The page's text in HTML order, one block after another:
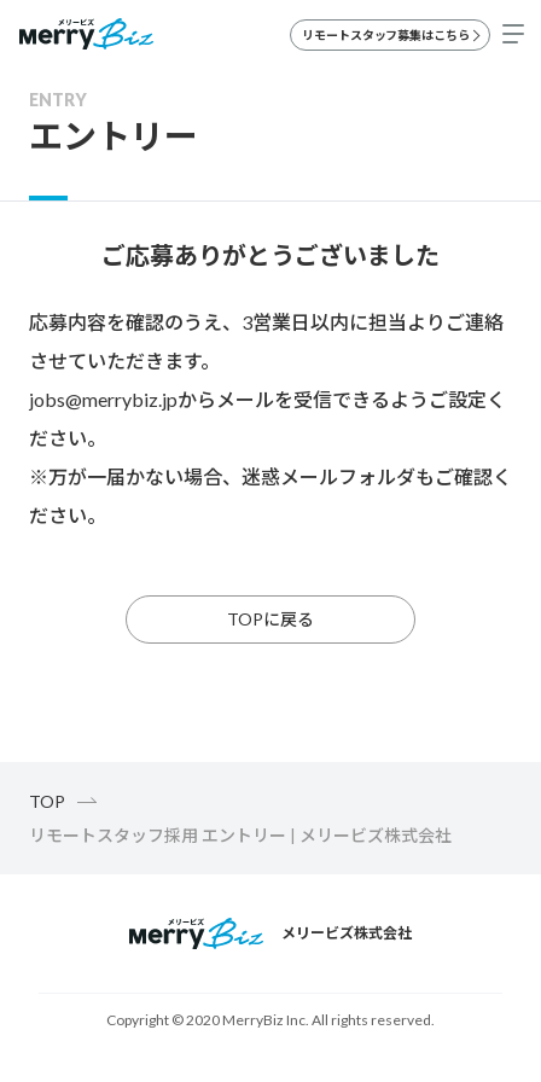
リモートスタッフ募集はこちら
ENTRY
エントリー
ご応募ありがとうございました
応募内容を確認のうえ、3営業日以内に担当よりご連絡
させていただきます。
jobs@merrybiz.jpからメールを受信できるようご設定く
ださい。
※万が一届かない場合、迷惑メールフォルダもご確認く
ださい。
TOPに戻る
TOP
リモートスタッフ採用 エントリー | メリービズ株式会社
メリービズ株式会社
Copyright © 2020 MerryBiz Inc. All rights reserved.